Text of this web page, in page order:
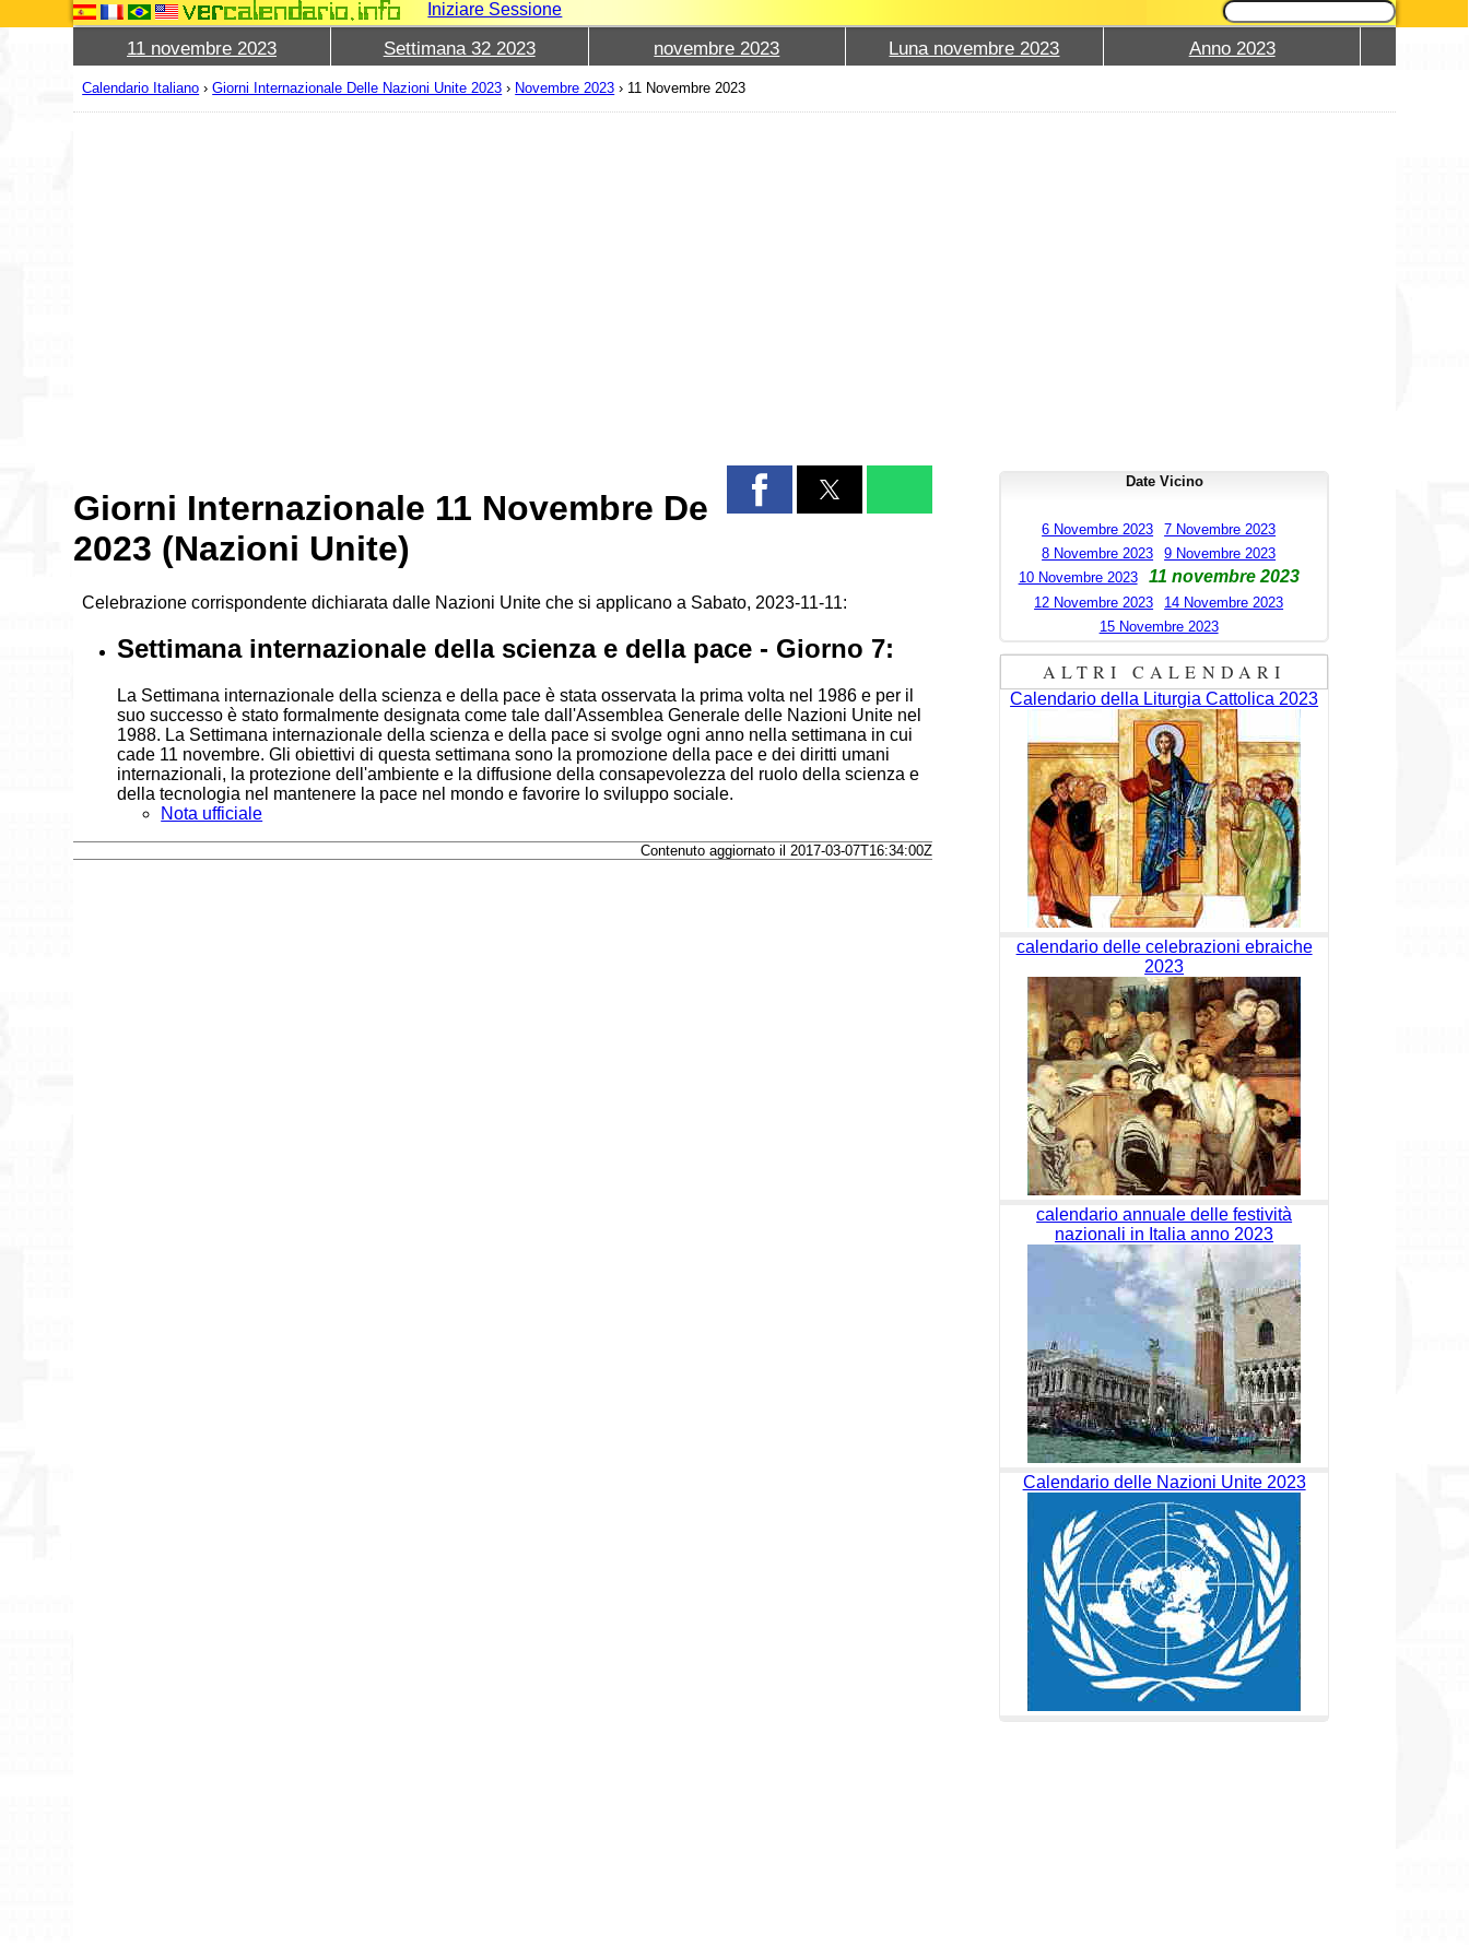
Iniziare Sessione
11 novembre 2023 Settimana 32 2023 novembre 2023 Luna novembre 2023 Anno 2023
Calendario Italiano ›Giorni Internazionale Delle Nazioni Unite 2023 › Novembre 2023 › 11 Novembre 2023
Giorni Internazionale 11 Novembre De
2023 (Nazioni Unite)
Celebrazione corrispondente dichiarata dalle Nazioni Unite che si applicano a Sabato, 2023-11-11:
Settimana internazionale della scienza e della pace - Giorno 7:
La Settimana internazionale della scienza e della pace è stata osservata la prima volta nel 1986 e per il
suo successo è stato formalmente designata come tale dall'Assemblea Generale delle Nazioni Unite nel
1988. La Settimana internazionale della scienza e della pace si svolge ogni anno nella settimana in cui
cade 11 novembre. Gli obiettivi di questa settimana sono la promozione della pace e dei diritti umani
internazionali, la protezione dell'ambiente e la diffusione della consapevolezza del ruolo della scienza e
della tecnologia nel mantenere la pace nel mondo e favorire lo sviluppo sociale.
Nota ufficiale
Contenuto aggiornato il 2017-03-07T16:34:00Z
Date Vicino
6 Novembre 2023
7 Novembre 2023
8 Novembre 2023
9 Novembre 2023
10 Novembre 2023
11 novembre 2023
12 Novembre 2023
14 Novembre 2023
15 Novembre 2023
ALTRI CALENDARI
Calendario della Liturgia Cattolica 2023
calendario delle celebrazioni ebraiche
2023
calendario annuale delle festività
nazionali in Italia anno 2023
Calendario delle Nazioni Unite 2023